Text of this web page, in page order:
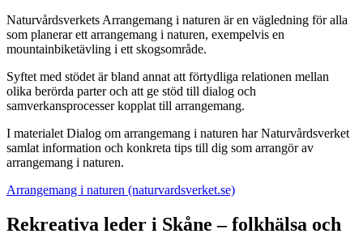
Naturvårdsverkets Arrangemang i naturen är en vägledning för alla
som planerar ett arrangemang i naturen, exempelvis en
mountainbiketävling i ett skogsområde.
Syftet med stödet är bland annat att förtydliga relationen mellan
olika berörda parter och att ge stöd till dialog och
samverkansprocesser kopplat till arrangemang.
I materialet Dialog om arrangemang i naturen har Naturvårdsverket
samlat information och konkreta tips till dig som arrangör av
arrangemang i naturen.
Arrangemang i naturen (naturvardsverket.se)
Rekreativa leder i Skåne – folkhälsa och